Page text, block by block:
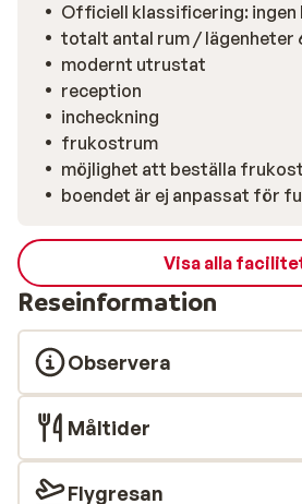
Officiell klassificering:
totalt antal rum / lägenheter
modernt utrustat
reception
incheckning
frukostrum
möjlighet att beställa
boendet är ej anpassat för
Visa alla
Reseinformation
Observera
Måltider
Flygresan